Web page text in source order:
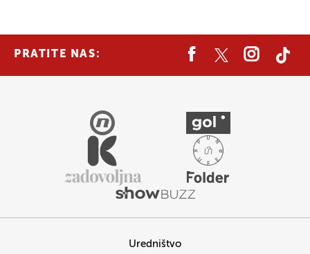
PRATITE NAS:
Uredništvo